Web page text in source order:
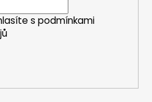
s podmínkami